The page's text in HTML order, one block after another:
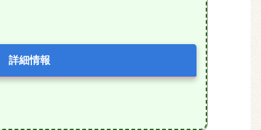
詳細情報